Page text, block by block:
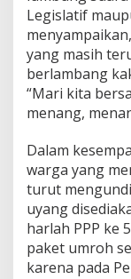
Legislatif
yang masih
berlambang
“Mari kita
menang,
Dalam
warga yang
turut
uyang
harlah PPP ke
paket umroh
karena pada